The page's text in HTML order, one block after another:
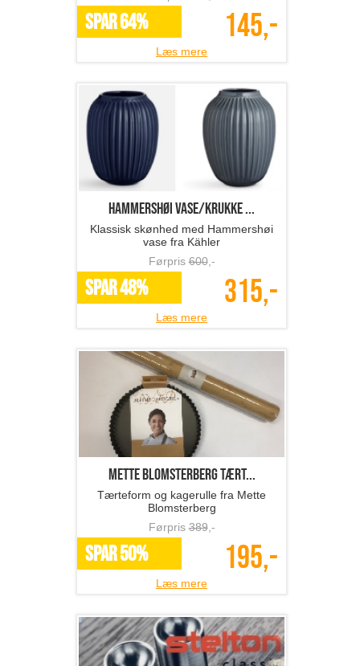
SPAR 64% 145,-
Læs mere
Hammershøi vase/krukke ...
Klassisk skønhed med Hammershøi
vase fra Kähler
Førpris600,-
SPAR 48% 315,-
Læs mere
Mette Blomsterberg tært...
Tærteform og kagerulle fra Mette
Blomsterberg
Førpris389,-
SPAR 50% 195,-
Læs mere